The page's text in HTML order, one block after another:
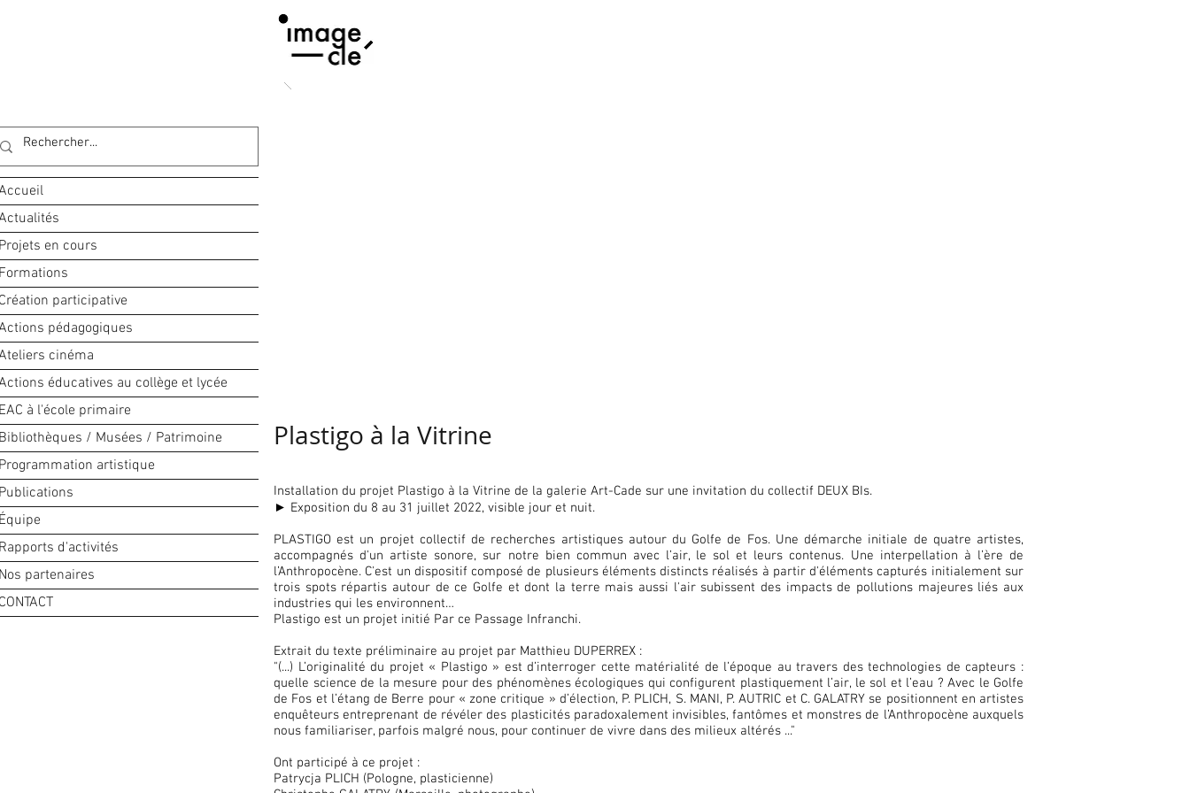
Plastigo à la Vitrine
Installation du projet Plastigo à la Vitrine de la galerie Art-Cade sur une invitation du collectif DEUX BIs.
► Exposition du 8 au 31 juillet 2022, visible jour et nuit.
PLASTIGO est un projet collectif de recherches artistiques autour du Golfe de Fos. Une démarche initiale de quatre artistes,
accompagnés d'un artiste sonore, sur notre bien commun avec l’air, le sol et leurs contenus. Une interpellation à l’ère de
l’Anthropocène. C'est un dispositif composé de plusieurs éléments distincts réalisés à partir d'éléments capturés initialement sur
trois spots répartis autour de ce Golfe et dont la terre mais aussi l'air subissent des impacts de pollutions majeures liés aux
industries qui les environnent…
Plastigo est un projet initié Par ce Passage Infranchi.
Extrait du texte préliminaire au projet par Matthieu DUPERREX :
"(...) L’originalité du projet « Plastigo » est d’interroger cette matérialité de l’époque au travers des technologies de capteurs :
quelle science de la mesure pour des phénomènes écologiques qui configurent plastiquement l’air, le sol et l’eau ? Avec le Golfe
de Fos et l’étang de Berre pour « zone critique » d’élection, P. PLICH, S. MANI, P. AUTRIC et C. GALATRY se positionnent en artistes
enquêteurs entreprenant de révéler des plasticités paradoxalement invisibles, fantômes et monstres de l’Anthropocène auxquels
nous familiariser, parfois malgré nous, pour continuer de vivre dans des milieux altérés ..."
Ont participé à ce projet :
Patrycja PLICH (Pologne, plasticienne)
en cours
participative
pédagogiques
cinéma
éducatives au collège et lycée
à l'école primaire
/ Musées / Patrimoine
artistique
d'activités
partenaires